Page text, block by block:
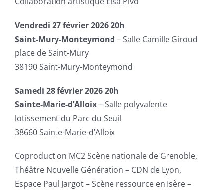
Vendredi 27 février 2026 20h
Saint-Mury-Monteymond – Salle Camille Giroud
place de Saint-Mury
38190 Saint-Mury-Monteymond
Samedi 28 février 2026 20h
Sainte-Marie-d’Alloix– Salle polyvalente
lotissement du Parc du Seuil
38660 Sainte-Marie-d’Alloix
Coproduction MC2 Scène nationale de Grenoble,
Théâtre Nouvelle Génération – CDN de Lyon,
Espace Paul Jargot – Scène ressource en Isère –